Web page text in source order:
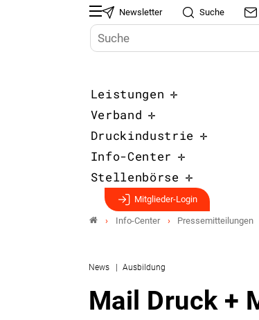
Newsletter Suche
Leistungen
Verband
Druckindustrie
Info-Center
Stellenbörse
Mitglieder-Login
Info-Center Pressemitteilungen
News Ausbildung
Mail Druck +